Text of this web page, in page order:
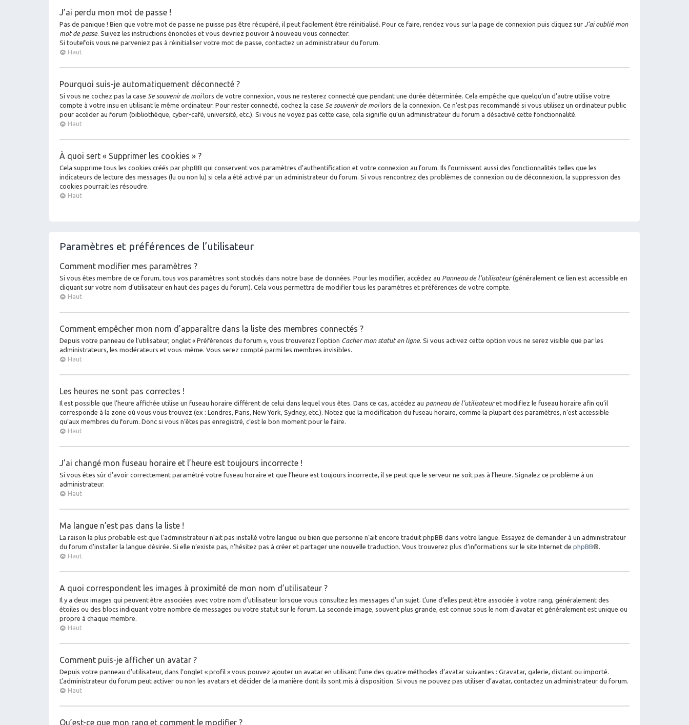
J’ai perdu mon mot de passe !
Pas de panique ! Bien que votre mot de passe ne puisse pas être récupéré, il peut facilement être réinitialisé. Pour ce faire, rendez vous sur la page de connexion puis cliquez sur J’ai oublié mon
mot de passe. Suivez les instructions énoncées et vous devriez pouvoir à nouveau vous connecter.
Si toutefois vous ne parveniez pas à réinitialiser votre mot de passe, contactez un administrateur du forum.
Haut
Pourquoi suis-je automatiquement déconnecté ?
Si vous ne cochez pas la case Se souvenir de moilors de votre connexion, vous ne resterez connecté que pendant une durée déterminée. Cela empêche que quelqu’un d’autre utilise votre
compte à votre insu en utilisant le même ordinateur. Pour rester connecté, cochez la case Se souvenir de moilors de la connexion. Ce n’est pas recommandé si vous utilisez un ordinateur public
pour accéder au forum (bibliothèque, cyber-café, université, etc.). Si vous ne voyez pas cette case, cela signifie qu’un administrateur du forum a désactivé cette fonctionnalité.
Haut
À quoi sert « Supprimer les cookies » ?
Cela supprime tous les cookies créés par phpBB qui conservent vos paramètres d’authentification et votre connexion au forum. Ils fournissent aussi des fonctionnalités telles que les
indicateurs de lecture des messages (lu ou non lu) si cela a été activé par un administrateur du forum. Si vous rencontrez des problèmes de connexion ou de déconnexion, la suppression des
cookies pourrait les résoudre.
Haut
Paramètres et préférences de l’utilisateur
Comment modifier mes paramètres ?
Si vous êtes membre de ce forum, tous vos paramètres sont stockés dans notre base de données. Pour les modifier, accédez au Panneau de l’utilisateur(généralement ce lien est accessible en
cliquant sur votre nom d’utilisateur en haut des pages du forum). Cela vous permettra de modifier tous les paramètres et préférences de votre compte.
Haut
Comment empêcher mon nom d’apparaître dans la liste des membres connectés ?
Depuis votre panneau de l’utilisateur, onglet « Préférences du forum », vous trouverez l’option Cacher mon statut en ligne. Si vous activez cette option vous ne serez visible que par les
administrateurs, les modérateurs et vous-même. Vous serez compté parmi les membres invisibles.
Haut
Les heures ne sont pas correctes !
Il est possible que l’heure affichée utilise un fuseau horaire différent de celui dans lequel vous êtes. Dans ce cas, accédez au panneau de l’utilisateuret modifiez le fuseau horaire afin qu’il
corresponde à la zone où vous vous trouvez (ex : Londres, Paris, New York, Sydney, etc.). Notez que la modification du fuseau horaire, comme la plupart des paramètres, n’est accessible
qu’aux membres du forum. Donc si vous n’êtes pas enregistré, c’est le bon moment pour le faire.
Haut
J’ai changé mon fuseau horaire et l’heure est toujours incorrecte !
Si vous êtes sûr d’avoir correctement paramétré votre fuseau horaire et que l’heure est toujours incorrecte, il se peut que le serveur ne soit pas à l’heure. Signalez ce problème à un
administrateur.
Haut
Ma langue n’est pas dans la liste !
La raison la plus probable est que l’administrateur n’ait pas installé votre langue ou bien que personne n’ait encore traduit phpBB dans votre langue. Essayez de demander à un administrateur
du forum d’installer la langue désirée. Si elle n’existe pas, n’hésitez pas à créer et partager une nouvelle traduction. Vous trouverez plus d’informations sur le site Internet de phpBB®.
Haut
A quoi correspondent les images à proximité de mon nom d’utilisateur ?
Il y a deux images qui peuvent être associées avec votre nom d’utilisateur lorsque vous consultez les messages d’un sujet. L’une d’elles peut être associée à votre rang, généralement des
étoiles ou des blocs indiquant votre nombre de messages ou votre statut sur le forum. La seconde image, souvent plus grande, est connue sous le nom d’avatar et généralement est unique ou
propre à chaque membre.
Haut
Comment puis-je afficher un avatar ?
Depuis votre panneau d’utilisateur, dans l’onglet « profil » vous pouvez ajouter un avatar en utilisant l’une des quatre méthodes d’avatar suivantes : Gravatar, galerie, distant ou importé.
L’administrateur du forum peut activer ou non les avatars et décider de la manière dont ils sont mis à disposition. Si vous ne pouvez pas utiliser d’avatar, contactez un administrateur du forum.
Haut
Qu’est-ce que mon rang et comment le modifier ?